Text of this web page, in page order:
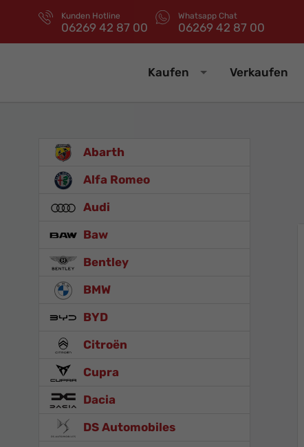
Kunden Hotline
06269 42 87 00
Whatsapp Chat
06269 42 87 00
Kaufen Verkaufen
Abarth
Alfa Romeo
Audi
Baw
Bentley
BMW
BYD
Citroën
Cupra
Dacia
DS Automobiles